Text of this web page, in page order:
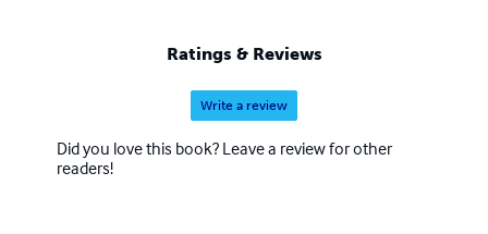
Ratings & Reviews
Write a review
Did you love this book? Leave a review for other
readers!